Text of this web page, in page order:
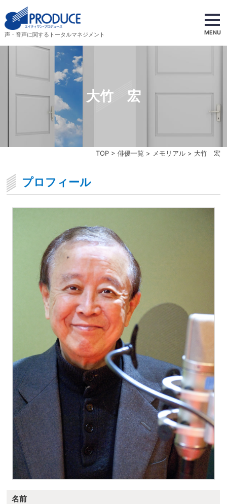
声・音声に関するトータルマネジメント MENU
TOP> 俳優一覧 > メモリアル> 大竹 宏
大竹 宏
プロフィール
名前